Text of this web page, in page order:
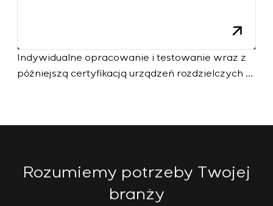
Indywidualne opracowanie i testowanie wraz z
późniejszą certyfikacją urządzeń rozdzielczych o
Rozumiemy potrzeby Twojej
branży